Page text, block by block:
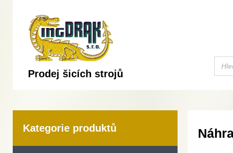
Prodej šicích strojů
Kategorie produktů